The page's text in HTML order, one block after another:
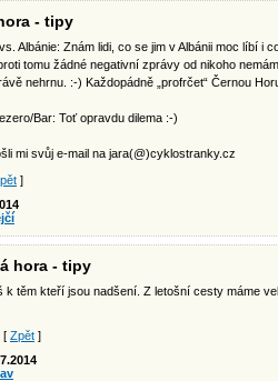
- tipy
Albánie: Znám lidi, co se jim v Albánii moc líbí i
tomu žádné negativní zprávy od nikoho
nehrnu. :-) Každopádně „profrčet“ Černou
Bar: Toť opravdu dilema :-)
mi svůj e-mail na jara(@)cyklostranky.cz
]
hora - tipy
k těm kteří jsou nadšení. Z letošní cesty máme
[ Zpět ]